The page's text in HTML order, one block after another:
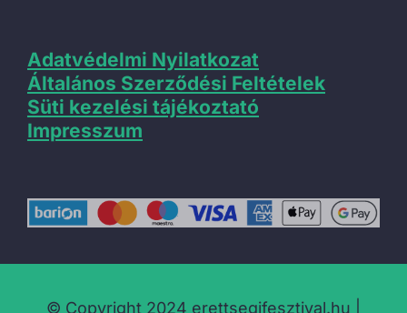
Adatvédelmi Nyilatkozat
Általános Szerződési Feltételek
Süti kezelési tájékoztató
Impresszum
© Copyright 2024 erettsegifesztival.hu |